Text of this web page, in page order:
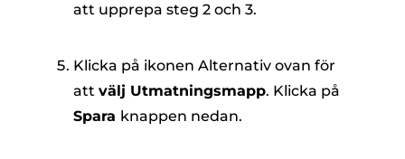
att upprepa steg 2 och 3.
Klicka på ikonen Alternativ ovan för
att välj Utmatningsmapp. Klicka på
Spara knappen nedan.